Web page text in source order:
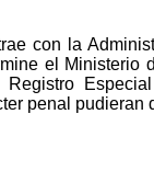
con la
el Ministerio
penal pudieran